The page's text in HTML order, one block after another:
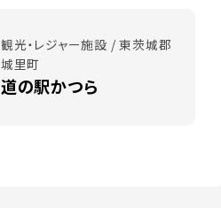
観光・レジャー施設 / 東茨城郡
城里町
道の駅かつら